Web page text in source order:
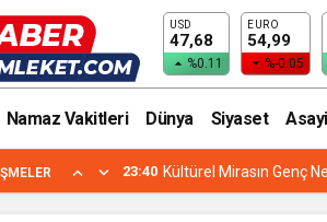
USD
47,68
%0.11
EURO
54,99
%-0.05
Namaz Vakitleri Dünya Siyaset
Kültürel Mirasın Genç
YENİ DÖNEME BAŞLADI